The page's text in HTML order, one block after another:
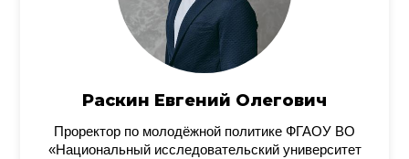
Раскин Евгений Олегович
Проректор по молодёжной политике ФГАОУ ВО
«Национальный исследовательский университет